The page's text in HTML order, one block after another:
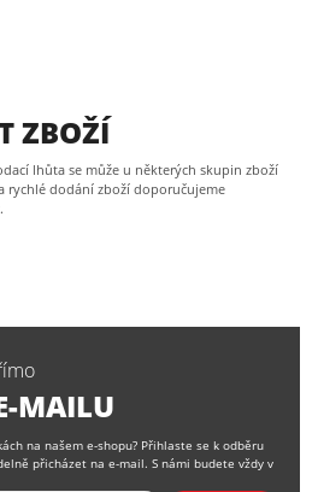
ZBOŽÍ
lhůta se může u některých skupin zboží
rychlé dodání zboží doporučujeme
MAILU
na našem e-shopu? Přihlaste se k odběru
přicházet na e-mail. S námi budete vždy v